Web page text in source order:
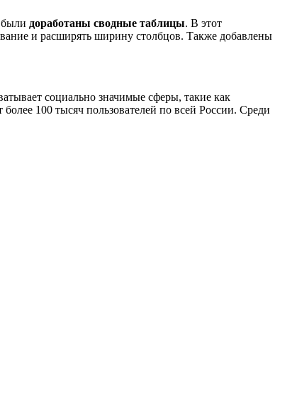
доработаны сводные таблицы. В этот
и расширять ширину столбцов. Также добавлены
социально значимые сферы, такие как
100 тысяч пользователей по всей России. Среди